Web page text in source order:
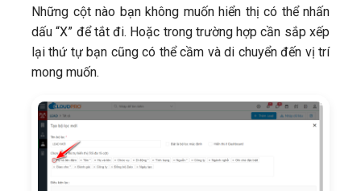
Những cột nào bạn không muốn hiển thị có thể nhấn
dấu “X” để tắt đi. Hoặc trong trường hợp cần sắp xếp
lại thứ tự bạn cũng có thể cầm và di chuyển đến vị trí
mong muốn.